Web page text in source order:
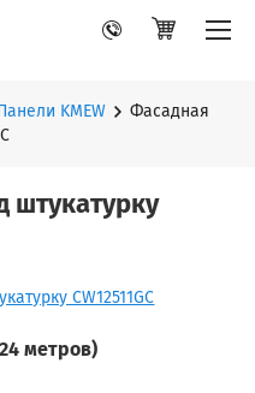
Панели KMEW
Фасадная
штукатурку
метров)